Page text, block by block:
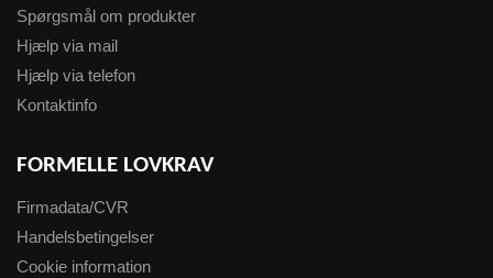
Spørgsmål om produkter
Hjælp via mail
Hjælp via telefon
Kontaktinfo
FORMELLE LOVKRAV
Firmadata/CVR
Handelsbetingelser
Cookie information